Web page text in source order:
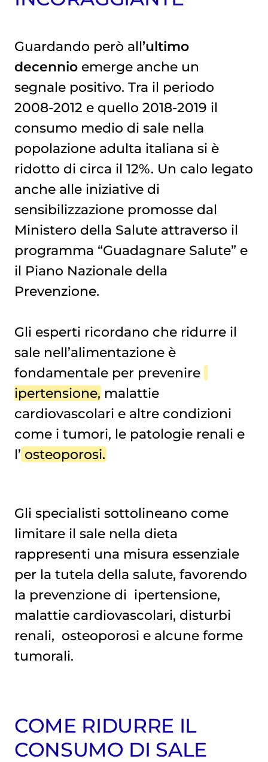
Guardando però all’ultimo
decennioemerge anche un
segnale positivo. Tra il periodo
2008-2012 e quello 2018-2019 il
consumo medio di sale nella
popolazione adulta italiana si è
ridotto di circa il 12%. Un calo legato
anche alle iniziative di
sensibilizzazione promosse dal
Ministero della Salute attraverso il
programma “Guadagnare Salute” e
il Piano Nazionale della
Prevenzione.
Gli esperti ricordano che ridurre il
sale nell’alimentazione è
fondamentale per prevenire
ipertensione, malattie
cardiovascolari e altre condizioni
come i tumori, le patologie renali e
l’ osteoporosi.
Gli specialisti sottolineano come
limitare il sale nella dieta
rappresenti una misura essenziale
per la tutela della salute, favorendo
la prevenzione di ipertensione,
malattie cardiovascolari, disturbi
renali, osteoporosi e alcune forme
tumorali.
COME RIDURRE IL
CONSUMO DI SALE